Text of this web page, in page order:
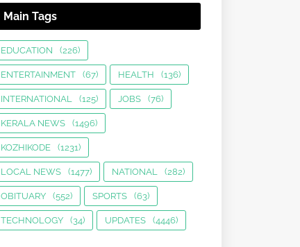
Main Tags
EDUCATION (226)
ENTERTAINMENT (67) HEALTH (136)
INTERNATIONAL (125) JOBS (76)
KERALA NEWS (1496)
KOZHIKODE (1231)
LOCAL NEWS (1477) NATIONAL (282)
OBITUARY (552) SPORTS (63)
TECHNOLOGY (34) UPDATES (4446)